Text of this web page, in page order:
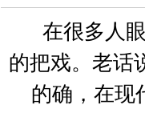
在很多人
的把戏。老话
的确，在现